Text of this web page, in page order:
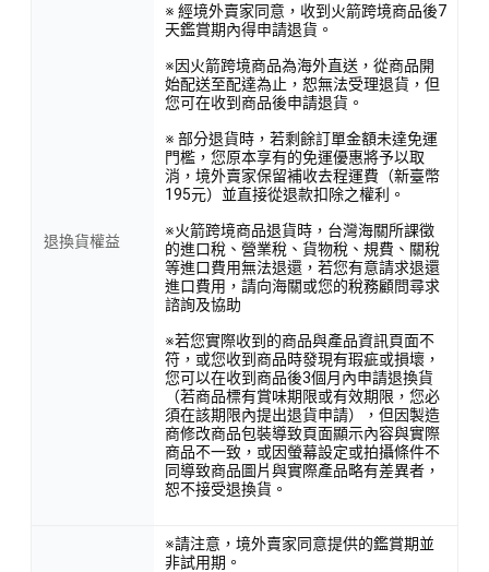
退換貨權益
※ 經境外賣家同意，收到火箭跨境商品後7
天鑑賞期內得申請退貨。
※因火箭跨境商品為海外直送，從商品開
始配送至配達為止，恕無法受理退貨，但
您可在收到商品後申請退貨。
※ 部分退貨時，若剩餘訂單金額未達免運
門檻，您原本享有的免運優惠將予以取
消，境外賣家保留補收去程運費（新臺幣
195元）並直接從退款扣除之權利。
※火箭跨境商品退貨時，台灣海關所課徵
的進口稅、營業稅、貨物稅、規費、關稅
等進口費用無法退還，若您有意請求退還
進口費用，請向海關或您的稅務顧問尋求
諮詢及協助
※若您實際收到的商品與產品資訊頁面不
符，或您收到商品時發現有瑕疵或損壞，
您可以在收到商品後3個月內申請退換貨
（若商品標有賞味期限或有效期限，您必
須在該期限內提出退貨申請），但因製造
商修改商品包裝導致頁面顯示內容與實際
商品不一致，或因螢幕設定或拍攝條件不
同導致商品圖片與實際產品略有差異者，
恕不接受退換貨。
※請注意，境外賣家同意提供的鑑賞期並
非試用期。